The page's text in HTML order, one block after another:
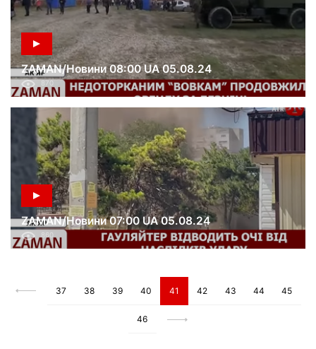
ZAMAN/Новини 08:00 UA 05.08.24
870
ZAMAN/Новини 07:00 UA 05.08.24
860
37 38 39 40 41 42 43 44 45
46